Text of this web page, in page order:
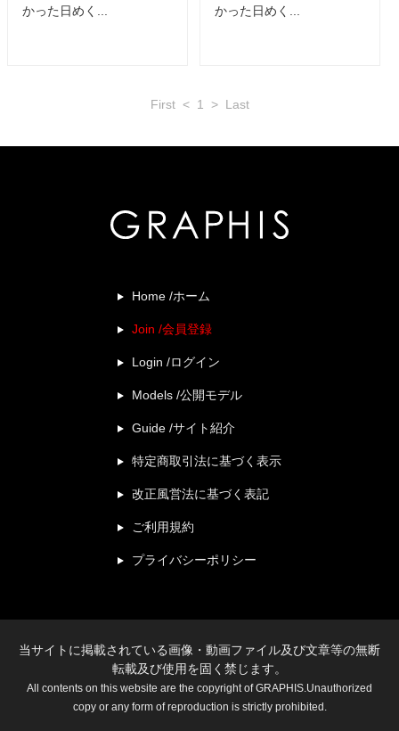
かった日めく...
かった日めく...
First < 1 > Last
Home /ホーム
Join /会員登録
Login /ログイン
Models /公開モデル
Guide /サイト紹介
特定商取引法に基づく表示
改正風営法に基づく表記
ご利用規約
プライバシーポリシー
当サイトに掲載されている画像・動画ファイル及び文章等の無断
転載及び使用を固く禁じます。
All contents on this website are the copyright of GRAPHIS.Unauthorized
copy or any form of reproduction is strictly prohibited.